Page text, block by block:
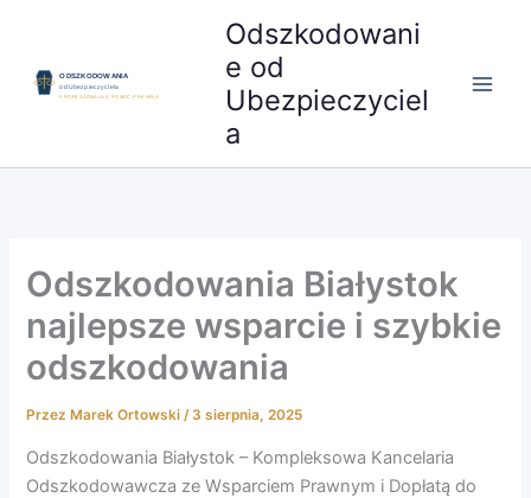
treści
Odszkodowani
e od
Ubezpieczyciel
a
Odszkodowania Białystok
najlepsze wsparcie i szybkie
odszkodowania
Przez Marek Ortowski/ 3 sierpnia, 2025
Odszkodowania Białystok – Kompleksowa Kancelaria
Odszkodowawcza ze Wsparciem Prawnym i Dopłatą do